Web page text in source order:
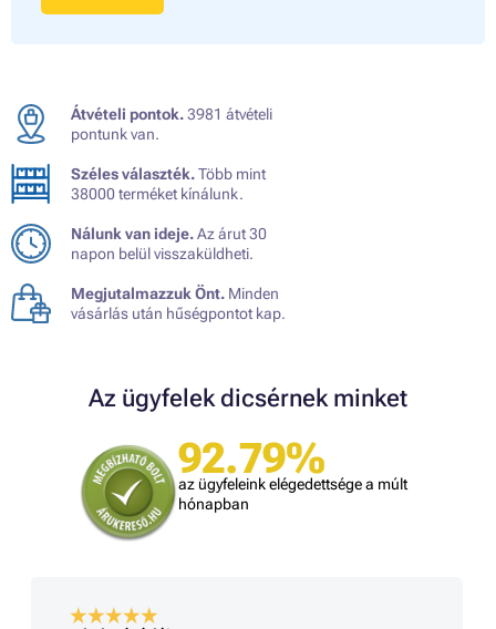
Átvételi pontok.3981 átvételi
pontunk van.
Széles választék.Több mint
38000 terméket kínálunk.
Nálunk van ideje.Az árut 30
napon belül visszaküldheti.
Megjutalmazzuk Önt. Minden
vásárlás után hűségpontot kap.
Az ügyfelek dicsérnek minket
92.79%
az ügyfeleink elégedettsége a múlt
hónapban